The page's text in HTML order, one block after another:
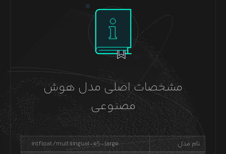
مشخصات اصلی مدل هوش
مصنوعی
نام مدل
intfloat/multilingual-e5-large